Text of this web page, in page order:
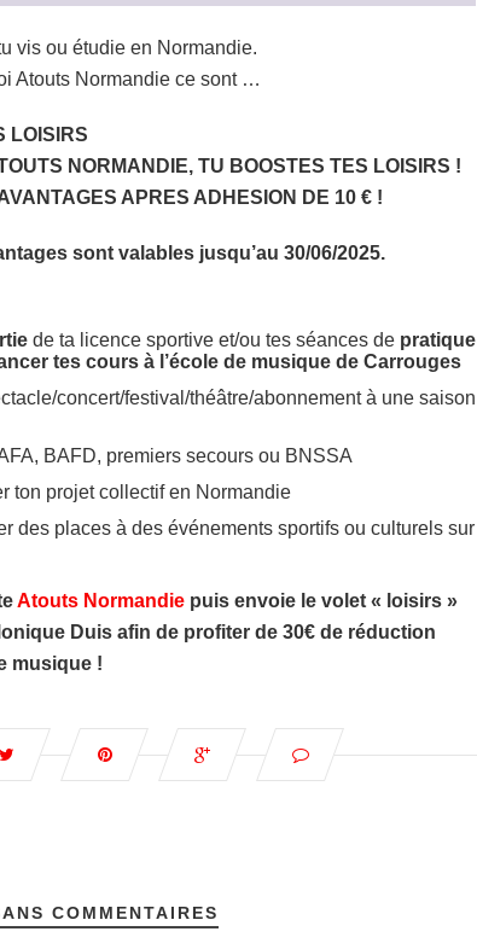
vis ou étudie en Normandie.
Atouts Normandie ce sont …
LOISIRS
NORMANDIE, TU BOOSTES TES LOISIRS !
APRES ADHESION DE 10 € !
sont valables jusqu’au 30/06/2025.
de ta licence sportive et/ou tes séances de pratique
tes cours à l’école de musique de Carrouges
concert/festival/théâtre/abonnement à une saison
BAFD, premiers secours ou BNSSA
ton projet collectif en Normandie
des places à des événements sportifs ou culturels sur
Atouts Normandie puis envoie le volet « loisirs »
Duis afin de profiter de 30€ de réduction
musique !
COMMENTAIRES